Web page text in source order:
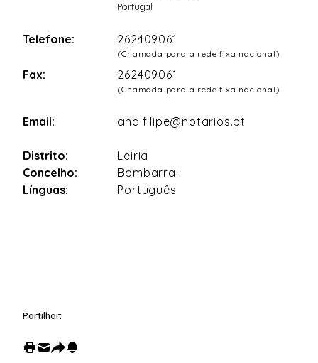
Portugal
Telefone: 262409061
(Chamada para a rede fixa nacional)
Fax: 262409061
(Chamada para a rede fixa nacional)
Email: ana.filipe@notarios.pt
Distrito:
Leiria
Concelho:
Bombarral
Línguas:
Português
Partilhar: